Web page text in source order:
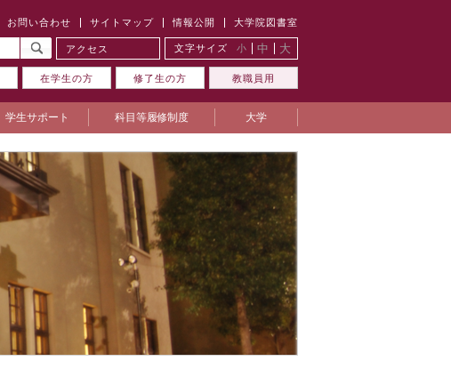
お問い合わせ サイトマップ 情報公開 大学院図書室
アクセス 文字サイズ 小 中 大
在学生の方 修了生の方 教職員用
学生サポート 科目等履修制度 大学